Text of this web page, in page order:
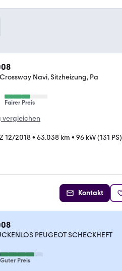
Navi, Sitzheizung, Pa
Fairer Preis
vergleichen
12/2018• 63.038 km • 96 kW (131 PS)
Kontakt
PEUGEOT SCHECKHEFT
Guter Preis